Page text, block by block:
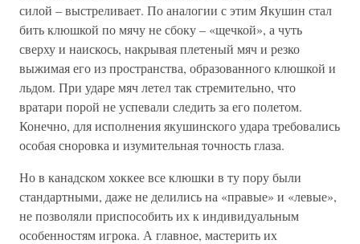
силой – выстреливает. По аналогии с этим Якушин стал
бить клюшкой по мячу не сбоку – «щечкой», а чуть
сверху и наискось, накрывая плетеный мяч и резко
выжимая его из пространства, образованного клюшкой и
льдом. При ударе мяч летел так стремительно, что
вратари порой не успевали следить за его полетом.
Конечно, для исполнения якушинского удара требовались
особая сноровка и изумительная точность глаза.
Но в канадском хоккее все клюшки в ту пору были
стандартными, даже не делились на «правые» и «левые»,
не позволяли приспособить их к индивидуальным
особенностям игрока. А главное, мастерить их